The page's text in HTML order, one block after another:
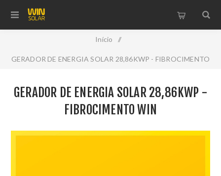
Início /
GERADOR DE ENERGIA SOLAR 28,86KWP - FIBROCIMENTO
GERADOR DE ENERGIA SOLAR 28,86KWP -
FIBROCIMENTO WIN